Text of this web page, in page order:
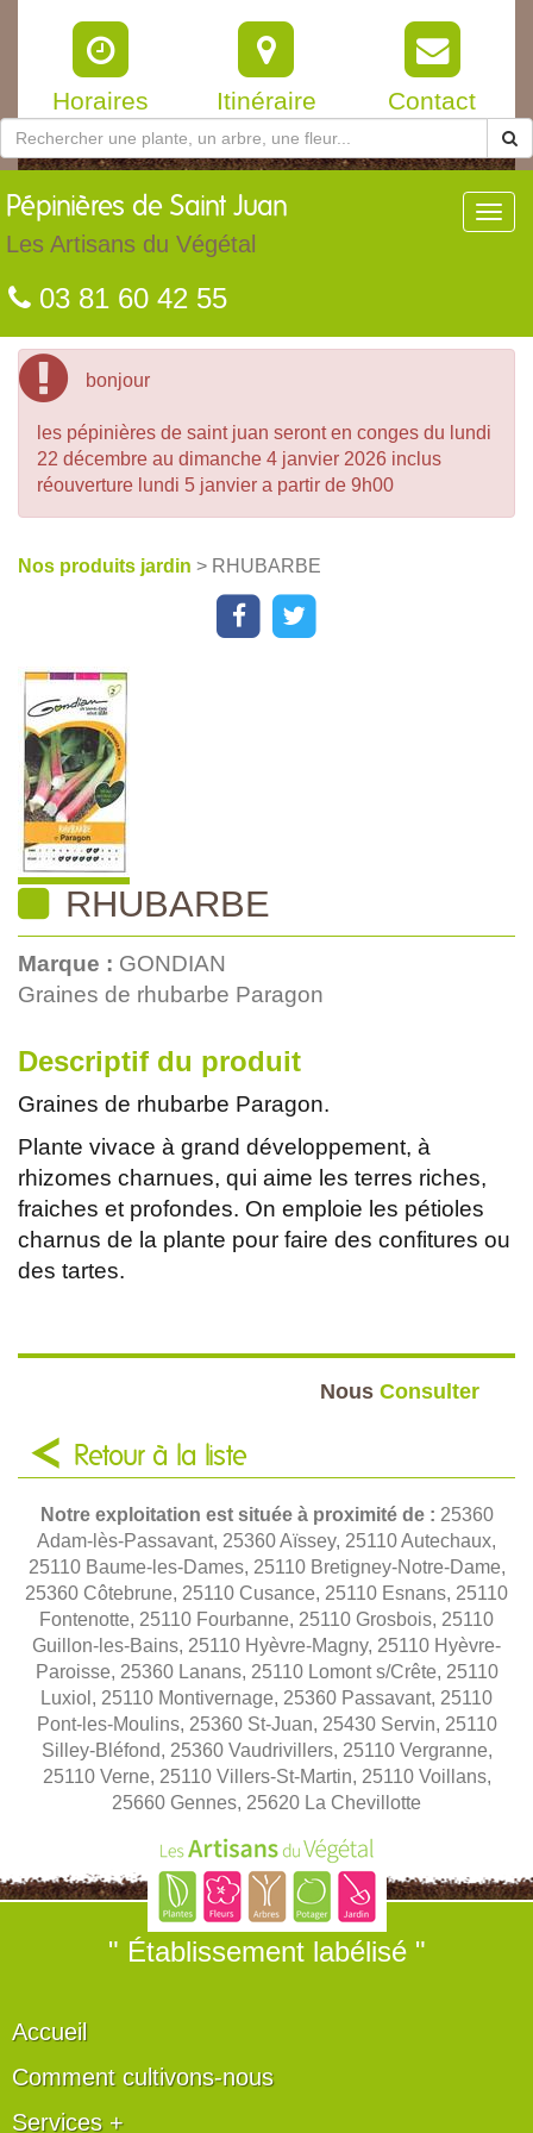
Horaires Itinéraire Contact
Pépinières de Saint Juan
Les Artisans du Végétal
03 81 60 42 55
bonjour
les pépinières de saint juan seront en conges du lundi
22 décembre au dimanche 4 janvier 2026 inclus
réouverture lundi 5 janvier a partir de 9h00
Nos produits jardin > RHUBARBE
RHUBARBE
Marque : GONDIAN
Graines de rhubarbe Paragon
Descriptif du produit
Graines de rhubarbe Paragon.
Plante vivace à grand développement, à
rhizomes charnues, qui aime les terres riches,
fraiches et profondes. On emploie les pétioles
charnus de la plante pour faire des confitures ou
des tartes.
Nous Consulter
Retour à la liste
Notre exploitation est située à proximité de : 25360
Adam-lès-Passavant, 25360 Aïssey, 25110 Autechaux,
25110 Baume-les-Dames, 25110 Bretigney-Notre-Dame,
25360 Côtebrune, 25110 Cusance, 25110 Esnans, 25110
Fontenotte, 25110 Fourbanne, 25110 Grosbois, 25110
Guillon-les-Bains, 25110 Hyèvre-Magny, 25110 Hyèvre-
Paroisse, 25360 Lanans, 25110 Lomont s/Crête, 25110
Luxiol, 25110 Montivernage, 25360 Passavant, 25110
Pont-les-Moulins, 25360 St-Juan, 25430 Servin, 25110
Silley-Bléfond, 25360 Vaudrivillers, 25110 Vergranne,
25110 Verne, 25110 Villers-St-Martin, 25110 Voillans,
25660 Gennes, 25620 La Chevillotte
" Établissement labélisé "
Accueil
Comment cultivons-nous
Services +